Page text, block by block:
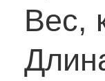
Вес,